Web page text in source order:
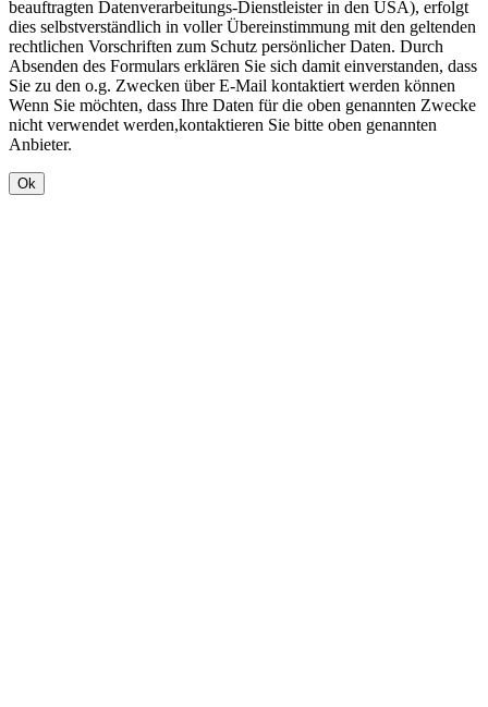
beauftragten Datenverarbeitungs-Dienstleister in den USA), erfolgt
dies selbstverständlich in voller Übereinstimmung mit den geltenden
rechtlichen Vorschriften zum Schutz persönlicher Daten. Durch
Absenden des Formulars erklären Sie sich damit einverstanden, dass
Sie zu den o.g. Zwecken über E-Mail kontaktiert werden können
Wenn Sie möchten, dass Ihre Daten für die oben genannten Zwecke
nicht verwendet werden,kontaktieren Sie bitte oben genannten
Anbieter.
Ok